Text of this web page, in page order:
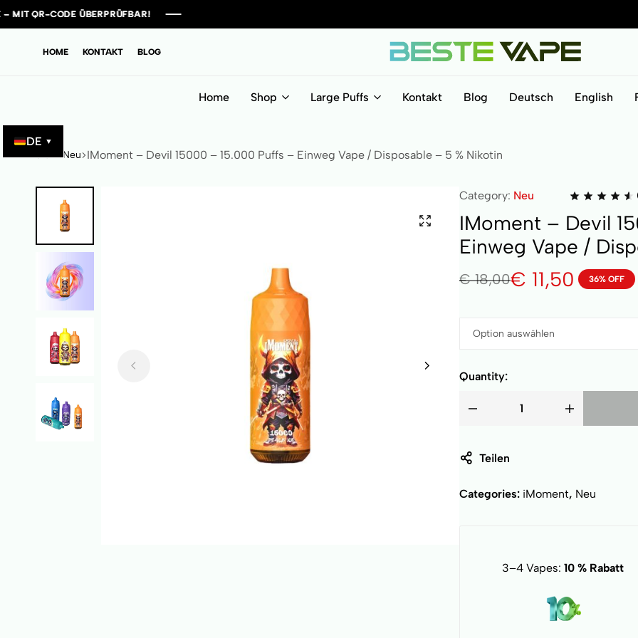
DE ▼
ÜBERPRÜFBAR!
ÜBERPRÜFBAR!
ÜBERPRÜFBAR!
ÜBERPRÜFBAR!
HOME KONTAKT BLOG
Home Shop Large Puffs Kontakt Blog Deutsch English
Start Neu IMoment – Devil 15000 – 15.000 Puffs – Einweg Vape / Disposable – 5 % Nikotin
Category: Neu
IMoment – Devil
Einweg Vape /
€18,00€ 11,50 36% OFF
Quantity:
Teilen
Categories: iMoment, Neu
3–4 Vapes: 10 % Rabatt